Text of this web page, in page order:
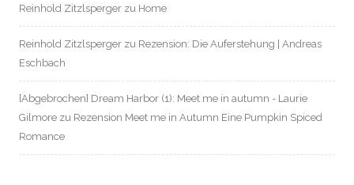
Reinhold Zitzlsperger zu Home
Reinhold Zitzlsperger zu Rezension: Die Auferstehung | Andreas
Eschbach
[Abgebrochen] Dream Harbor (1): Meet me in autumn - Laurie
Gilmore zu Rezension Meet me in Autumn Eine Pumpkin Spiced
Romance